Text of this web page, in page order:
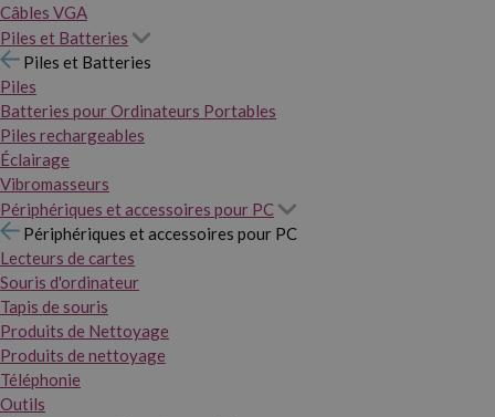
Câbles VGA
Piles et Batteries
Piles et Batteries
Piles
Batteries pour Ordinateurs Portables
Piles rechargeables
Éclairage
Vibromasseurs
Périphériques et accessoires pour PC
Périphériques et accessoires pour PC
Lecteurs de cartes
Souris d'ordinateur
Tapis de souris
Produits de Nettoyage
Produits de nettoyage
Téléphonie
Outils